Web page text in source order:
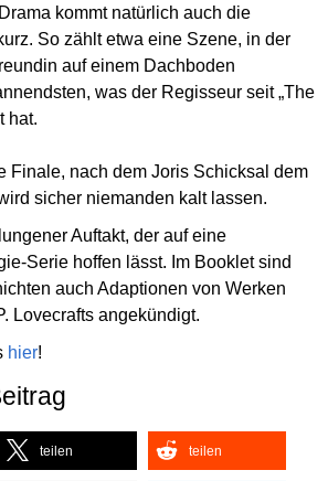
kommt natürlich auch die
So zählt etwa eine Szene, in der
auf einem Dachboden
was der Regisseur seit „The
hat.
Finale, nach dem Joris Schicksal dem
sicher niemanden kalt lassen.
Auftakt, der auf eine
Serie hoffen lässt. Im Booklet sind
auch Adaptionen von Werken
Lovecrafts angekündigt.
hier!
teilen teilen